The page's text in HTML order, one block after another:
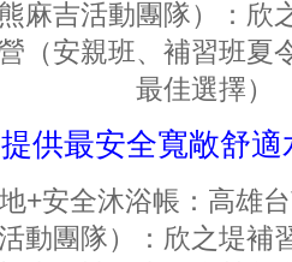
提供最安全寬敞舒適